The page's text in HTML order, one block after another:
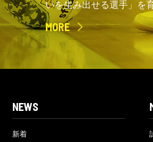
いを生み出せる選手」を
MORE
NEWS
新着